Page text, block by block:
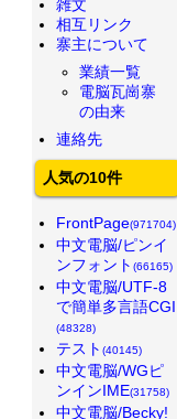
雑文
相互リンク
寨主について
業績一覧
電脳瓦崗寨
の由来
連絡先
人気の10件
FrontPage(971704)
中文電脳/ピンイ
ンフォント (66165)
中文電脳/UTF-8
で簡単多言語CGI
(48328)
テスト (40145)
中文電脳/WGピ
ンインIME(31758)
中文電脳/Becky!